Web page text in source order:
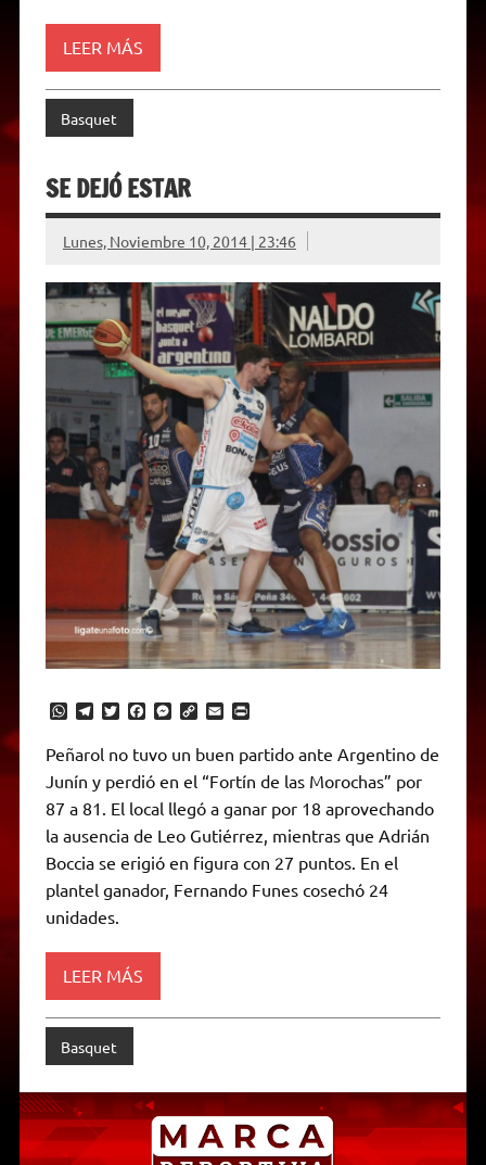
LEER MÁS
Basquet
SE DEJÓ ESTAR
Lunes, Noviembre 10, 2014 | 23:46
W
a
t
s
p
p
T
e
g
r
a
m
T
t
t
e
r
F
e
b
o
k
M
s
e
n
g
e
C
p
y
L
i
n
k
E
i
l
P
n
t
r
i
n
d
l
Peñarol no tuvo un buen partido ante Argentino de
Junín y perdió en el “Fortín de las Morochas” por
87 a 81. El local llegó a ganar por 18 aprovechando
la ausencia de Leo Gutiérrez, mientras que Adrián
Boccia se erigió en figura con 27 puntos. En el
plantel ganador, Fernando Funes cosechó 24
unidades.
LEER MÁS
Basquet